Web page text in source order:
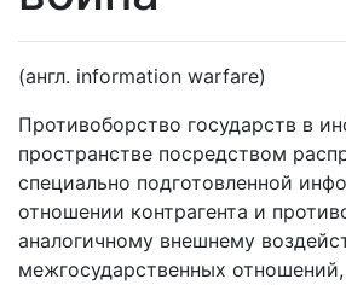
(англ. information warfare)
Противоборство государств в
пространстве посредством
специально подготовленной
отношении контрагента и
аналогичному внешнему
межгосударственных